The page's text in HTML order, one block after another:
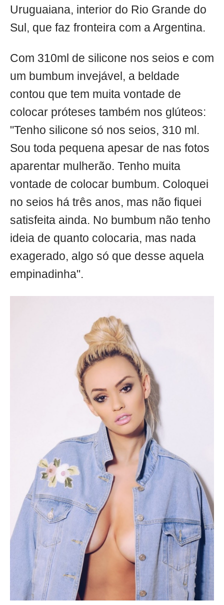
Uruguaiana, interior do Rio Grande do
Sul, que faz fronteira com a Argentina.
Com 310ml de silicone nos seios e com
um bumbum invejável, a beldade
contou que tem muita vontade de
colocar próteses também nos glúteos:
"Tenho silicone só nos seios, 310 ml.
Sou toda pequena apesar de nas fotos
aparentar mulherão. Tenho muita
vontade de colocar bumbum. Coloquei
no seios há três anos, mas não fiquei
satisfeita ainda. No bumbum não tenho
ideia de quanto colocaria, mas nada
exagerado, algo só que desse aquela
empinadinha".